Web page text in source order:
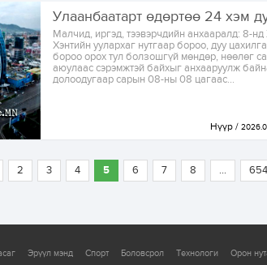
Улаанбаатарт өдөртөө 24 хэм
Малчид, иргэд, тээвэрчдийн анхааралд: 8-нд
Хэнтийн уулархаг нутгаар бороо, дуу
бороо орох тул болзошгүй мөндөр, нөөлөг
аюулаас сэрэмжтэй байхыг анхааруулж
долоодугаар сарын 08-ны 08 цагаас...
Нүүр
2 3 4 5 6 7 8 ... 654
Эрүүл мэнд Спорт Боловсрол Технологи Орон